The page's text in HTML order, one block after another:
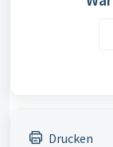
Drucken